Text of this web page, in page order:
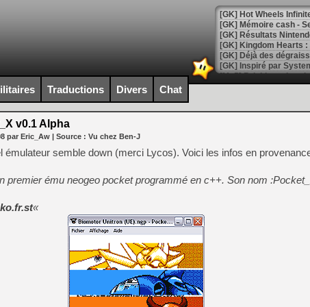
[GK] Hot Wheels
[GK] Mémoire cash -
[GK] Résultats
[GK] Déjà des
[Mo5] Brickboy
[GK] Minecraft et ses
[GK] Beast of
[GK] Ubisoft : fin de
[GK] Mémoire cash -
[GK] Dan Houser
[GK] Comment EA
[GK] Crimson Moon :
[GK] Isle of Reveries
[GK] Moonlighter 2 :
[GK] Capcom relance
[Mo5] Deux inédits
[GK] Le beat'em up
[GK] Endless Legend
Traductions Divers Chat
v0.1 Alpha
par Eric_Aw | Source : Vu chez Ben-J
émulateur semble down (merci Lycos). Voici les infos en
premier ému neogeo pocket programmé en c++. Son nom
«